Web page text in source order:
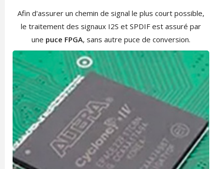
Afin d'assurer un chemin de signal le plus court possible,
le traitement des signaux I2S et SPDIF est assuré par
une puce FPGA, sans autre puce de conversion.